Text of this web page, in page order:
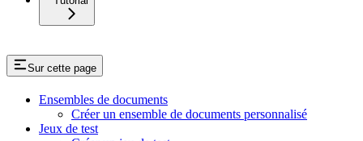
Sur cette page
Ensembles de documents
Créer un ensemble de documents personnalisé
Jeux de test